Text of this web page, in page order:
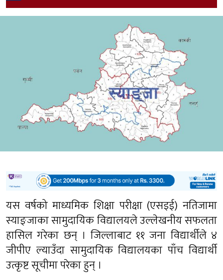
यस वर्षको माध्यमिक शिक्षा परीक्षा (एसइई) नतिजामा
स्याङ्जाका सामुदायिक विद्यालयले उल्लेखनीय सफलता
हासिल गरेका छन् । जिल्लाबाट ११ जना विद्यार्थीले ४
जीपीए ल्याउँदा सामुदायिक विद्यालयका पाँच विद्यार्थी
उत्कृष्ट सूचीमा परेका हुन् ।